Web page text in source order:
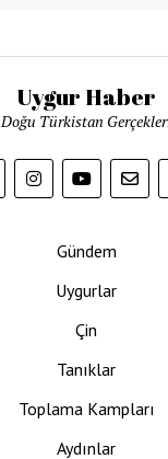
Uygur Haber
Doğu Türkistan
Gündem
Uygurlar
Çin
Tanıklar
Toplama Kampları
Aydınlar